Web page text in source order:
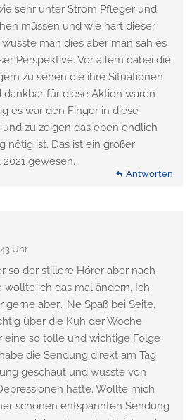
sehr unter Strom Pfleger und
müssen und wie hart dieser
man dies aber man sah es
Perspektive. Vor allem dabei die
zu sehen die ihre Situationen
für diese Aktion waren
es war den Finger in diese
zu zeigen das eben endlich
nötig ist. Das ist ein großer
gewesen.
Antworten
Uhr
so der stillere Hörer aber nach
wollte ich das mal ändern. Ich
gerne aber… Ne Spaß bei Seite.
über die Kuh der Woche
eine so tolle und wichtige Folge
die Sendung direkt am Tag
geschaut und wusste von
hatte. Wollte mich
schönen entspannten Sendung